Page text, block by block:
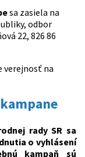
sa zasiela na
odbor
22, 826 86
verejnosť na
rady SR sa
o vyhlásení
kampaň sú